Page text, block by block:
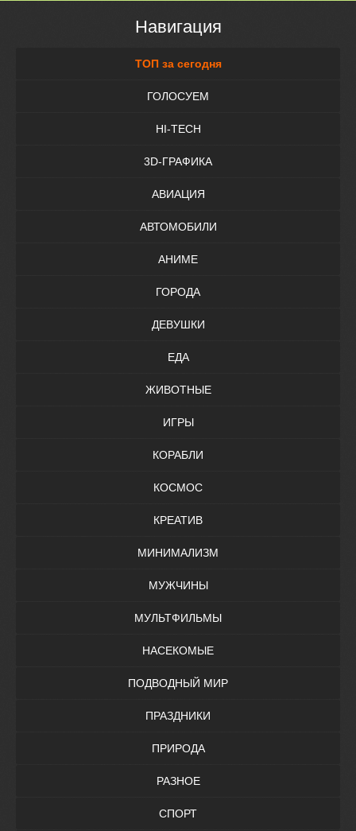
Навигация
ТОП за сегодня
ГОЛОСУЕМ
HI-TECH
3D-ГРАФИКА
АВИАЦИЯ
АВТОМОБИЛИ
АНИМЕ
ГОРОДА
ДЕВУШКИ
ЕДА
ЖИВОТНЫЕ
ИГРЫ
КОРАБЛИ
КОСМОС
КРЕАТИВ
МИНИМАЛИЗМ
МУЖЧИНЫ
МУЛЬТФИЛЬМЫ
НАСЕКОМЫЕ
ПОДВОДНЫЙ МИР
ПРАЗДНИКИ
ПРИРОДА
РАЗНОЕ
СПОРТ